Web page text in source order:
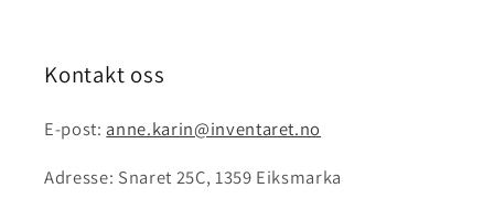
Kontakt oss
E-post: anne.karin@inventaret.no
Adresse: Snaret 25C, 1359 Eiksmarka